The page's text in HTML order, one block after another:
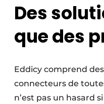
Des
que des
Eddicy comprend
connecteurs de
n’est pas un hasard